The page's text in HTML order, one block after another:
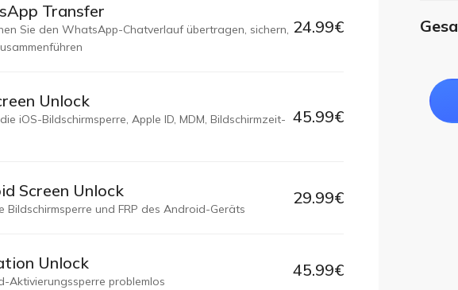
Transfer
Sie den WhatsApp-Chatverlauf übertragen, sichern, 24.99€
Unlock
iOS-Bildschirmsperre, Apple ID, MDM, Bildschirmzeit- 45.99€
Screen Unlock
Bildschirmsperre und FRP des Android-Geräts
29.99€
Unlock
Aktivierungssperre problemlos
45.99€